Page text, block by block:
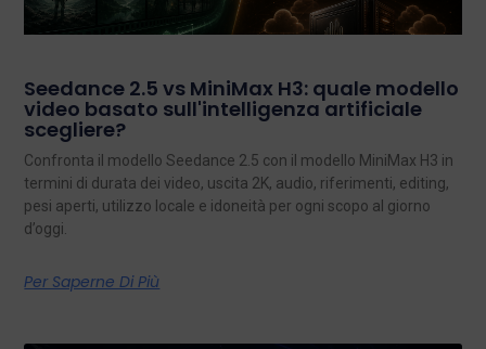
Seedance 2.5 vs MiniMax H3: quale modello
video basato sull'intelligenza artificiale
scegliere?
Confronta il modello Seedance 2.5 con il modello MiniMax H3 in
termini di durata dei video, uscita 2K, audio, riferimenti, editing,
pesi aperti, utilizzo locale e idoneità per ogni scopo al giorno
d’oggi.
Per Saperne Di Più